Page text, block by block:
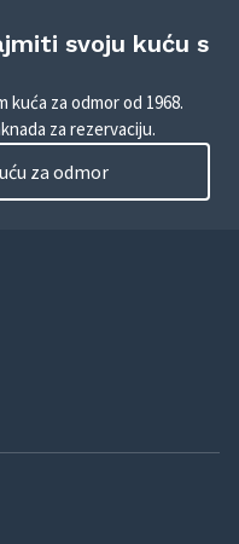
svoju kuću s
kuća za odmor od 1968.
za rezervaciju.
za odmor